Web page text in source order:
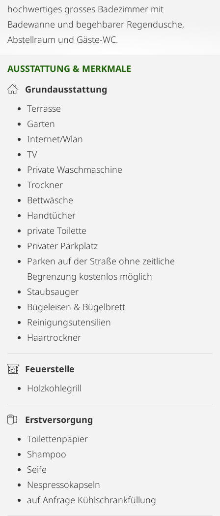
hochwertiges grosses Badezimmer mit
Badewanne und begehbarer Regendusche,
Abstellraum und Gäste-WC.
AUSSTATTUNG & MERKMALE
Grundausstattung
Terrasse
Garten
Internet/Wlan
TV
Private Waschmaschine
Trockner
Bettwäsche
Handtücher
private Toilette
Privater Parkplatz
Parken auf der Straße ohne zeitliche
Begrenzung kostenlos möglich
Staubsauger
Bügeleisen & Bügelbrett
Reinigungsutensilien
Haartrockner
Feuerstelle
Holzkohlegrill
Erstversorgung
Toilettenpapier
Shampoo
Seife
Nespressokapseln
auf Anfrage Kühlschrankfüllung